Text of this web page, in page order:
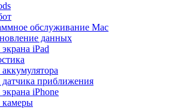
обслуживание Mac
данных
iPad
датчика приближения
iPhone
камеры